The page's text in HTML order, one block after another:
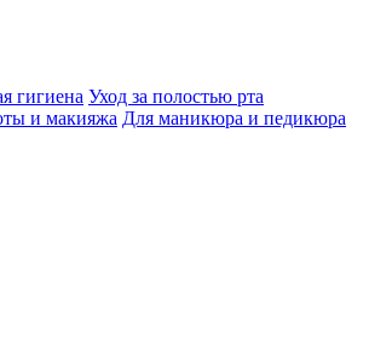
гигиена Уход за полостью рта
и макияжа Для маникюра и педикюра